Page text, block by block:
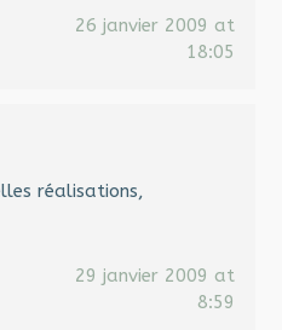
26 janvier 2009 at
18:05
réalisations,
29 janvier 2009 at
8:59